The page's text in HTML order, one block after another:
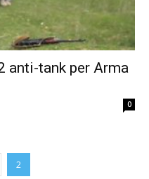
anti-tank per Arma
0
2